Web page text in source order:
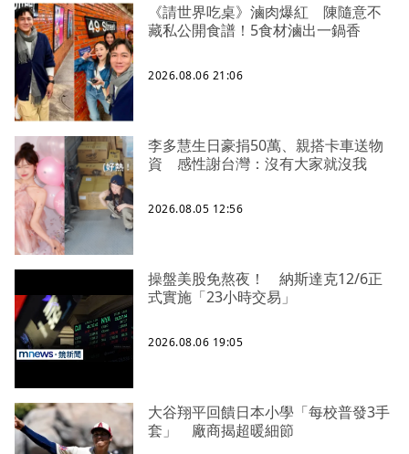
《請世界吃桌》滷肉爆紅 陳隨意不
藏私公開食譜！5食材滷出一鍋香
2026.08.06 21:06
李多慧生日豪捐50萬、親搭卡車送物
資 感性謝台灣：沒有大家就沒我
2026.08.05 12:56
操盤美股免熬夜！ 納斯達克12/6正
式實施「23小時交易」
2026.08.06 19:05
大谷翔平回饋日本小學「每校普發3手
套」 廠商揭超暖細節